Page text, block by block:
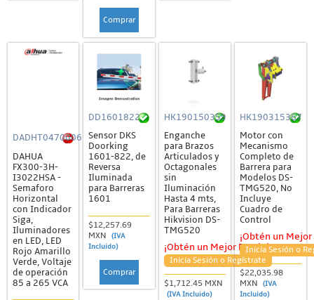
Comprar
DADHT0470006
DAHUA
FX300-3H-
I3022HSA -
Semaforo
Horizontal
con Indicador
Siga,
Iluminadores
en LED, LED
Rojo Amarillo
Verde, Voltaje
de operación
85 a 265 VCA
DD1601822
Sensor DKS
Doorking
1601-822, de
Reversa
Iluminada
para Barreras
1601
$12,257.69
MXN
(IVA
Incluido)
Comprar
HK190150359
Enganche
para Brazos
Articulados y
Octagonales
sin
Iluminación
Hasta 4 mts,
Para Barreras
Hikvision DS-
TMG520
¡Obtén un Mejor Precio!
Inicia Sesión o Regístrate
$1,712.45 MXN
(IVA Incluido)
HK190315367
Motor con
Mecanismo
Completo de
Barrera para
Modelos DS-
TMG520, No
Incluye
Cuadro de
Control
¡Obtén un
Inicia Sesión o
$22,035.98
MXN
(IVA
Incluido)